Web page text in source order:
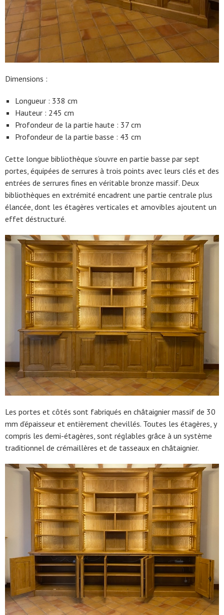
Dimensions :
Longueur : 338 cm
Hauteur : 245 cm
Profondeur de la partie haute : 37 cm
Profondeur de la partie basse : 43 cm
Cette longue bibliothèque s’ouvre en partie basse par sept
portes, équipées de serrures à trois points avec leurs clés et des
entrées de serrures fines en véritable bronze massif. Deux
bibliothèques en extrémité encadrent une partie centrale plus
élancée, dont les étagères verticales et amovibles ajoutent un
effet déstructuré.
Les portes et côtés sont fabriqués en châtaignier massif de 30
mm d’épaisseur et entièrement chevillés. Toutes les étagères, y
compris les demi-étagères, sont réglables grâce à un système
traditionnel de crémaillères et de tasseaux en châtaignier.